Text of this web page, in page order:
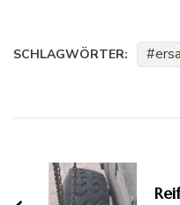
SCHLAGWÖRTER: